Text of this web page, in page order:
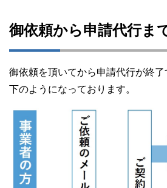
御依頼から申請代行ま
御依頼を頂いてから申請代行が終
下のようになっております。